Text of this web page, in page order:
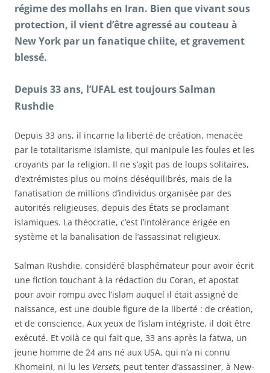
régime des mollahs en Iran. Bien que vivant sous
protection, il vient d’être agressé au couteau à
New York par un fanatique chiite, et gravement
blessé.
Depuis 33 ans, l’UFAL est toujours Salman
Rushdie
Depuis 33 ans, il incarne la liberté de création, menacée
par le totalitarisme islamiste, qui manipule les foules et les
croyants par la religion. Il ne s’agit pas de loups solitaires,
d’extrémistes plus ou moins déséquilibrés, mais de la
fanatisation de millions d’individus organisée par des
autorités religieuses, depuis des États se proclamant
islamiques. La théocratie, c’est l’intolérance érigée en
système et la banalisation de l’assassinat religieux.
Salman Rushdie, considéré blasphémateur pour avoir écrit
une fiction touchant à la rédaction du Coran, et apostat
pour avoir rompu avec l’islam auquel il était assigné de
naissance, est une double figure de la liberté : de création,
et de conscience. Aux yeux de l’islam intégriste, il doit être
exécuté. Et voilà ce qui fait que, 33 ans après la fatwa, un
jeune homme de 24 ans né aux USA, qui n’a ni connu
Khomeini, ni lu les Versets, peut tenter d’assassiner, à New-